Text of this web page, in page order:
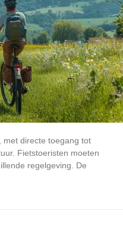
met directe toegang tot
Fietstoeristen moeten
regelgeving. De